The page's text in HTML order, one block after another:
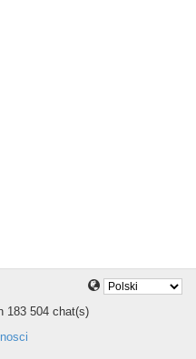
183 504 chat(s)